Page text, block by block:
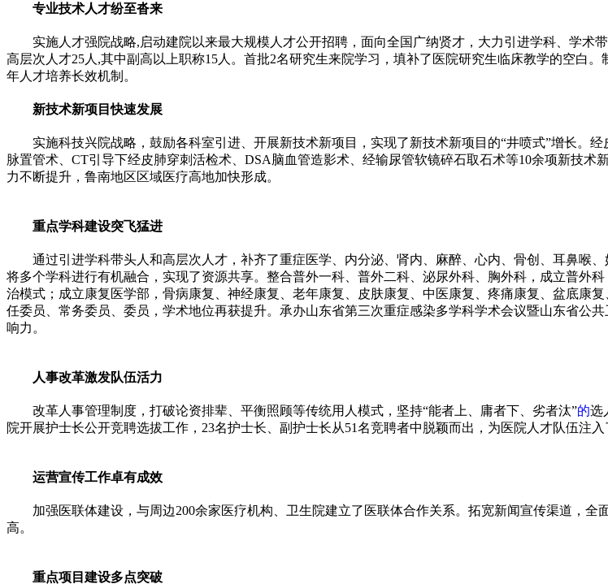
专业技术人才纷至沓来
实施人才强院战略,启动建院以来最大规模人才公开招聘，面向全国广纳贤才，大力引进学科、学
高层次人才25人,其中副高以上职称15人。首批2名研究生来院学习，填补了医院研究生临床教学的空白
年人才培养长效机制。
新技术新项目快速发展
实施科技兴院战略，鼓励各科室引进、开展新技术新项目，实现了新技术新项目的“井喷式”增长。
脉置管术、CT引导下经皮肺穿刺活检术、DSA脑血管造影术、经输尿管软镜碎石取石术等10余项新技
力不断提升，鲁南地区区域医疗高地加快形成。
重点学科建设突飞猛进
通过引进学科带头人和高层次人才，补齐了重症医学、内分泌、肾内、麻醉、心内、骨创、耳鼻喉
将多个学科进行有机融合，实现了资源共享。整合普外一科、普外二科、泌尿外科、胸外科，成立普外
治模式；成立康复医学部，骨病康复、神经康复、老年康复、皮肤康复、中医康复、疼痛康复、盆底康
任委员、常务委员、委员，学术地位再获提升。承办山东省第三次重症感染多学科学术会议暨山东省公
响力。
人事改革激发队伍活力
改革人事管理制度，打破论资排辈、平衡照顾等传统用人模式，坚持“能者上、庸者下、劣者汰”的选
院开展护士长公开竞聘选拔工作，23名护士长、副护士长从51名竞聘者中脱颖而出，为医院人才队伍注入
运营宣传工作卓有成效
加强医联体建设，与周边200余家医疗机构、卫生院建立了医联体合作关系。拓宽新闻宣传渠道，
高。
重点项目建设多点突破